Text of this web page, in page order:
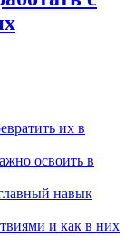
их в
освоить в
навык
и как в них